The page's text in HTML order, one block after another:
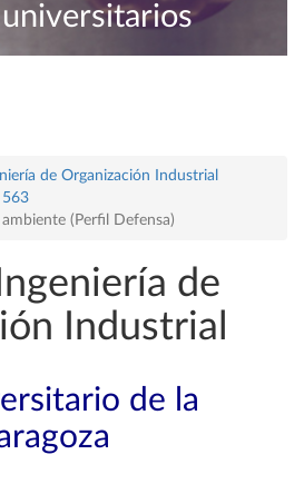
universitarios
de Organización Industrial
563
(Perfil Defensa)
de
Industrial
de la